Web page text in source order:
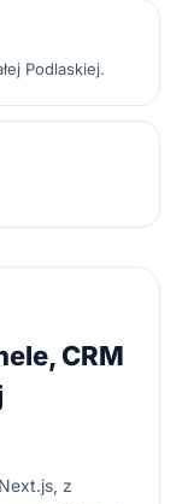
Podlaskiej.
CRM
z